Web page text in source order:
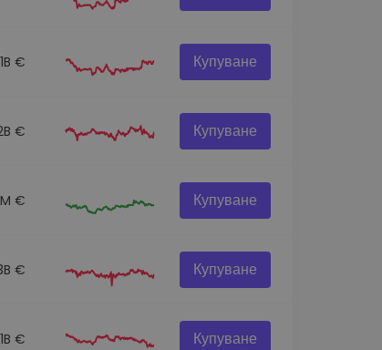
€ Купуване
€ Купуване
€ Купуване
€ Купуване
€ Купуване